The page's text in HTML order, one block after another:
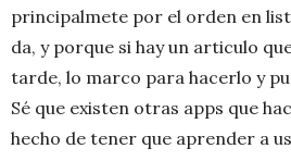
principalmete por el orden en
da, y porque si hay un articulo
tarde, lo marco para hacerlo y
Sé que existen otras apps que
hecho de tener que aprender a